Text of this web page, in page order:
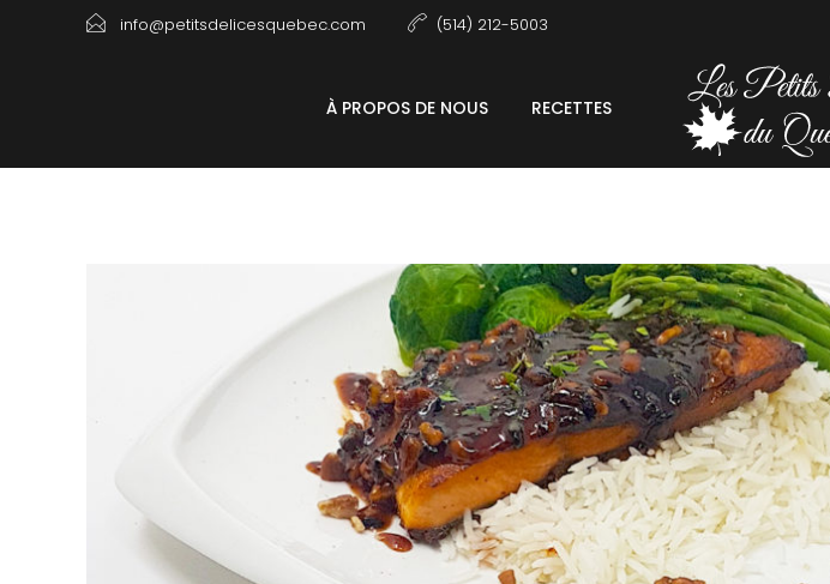
info@petitsdelicesquebec.com (514) 212-5003
À PROPOS DE NOUS RECETTES